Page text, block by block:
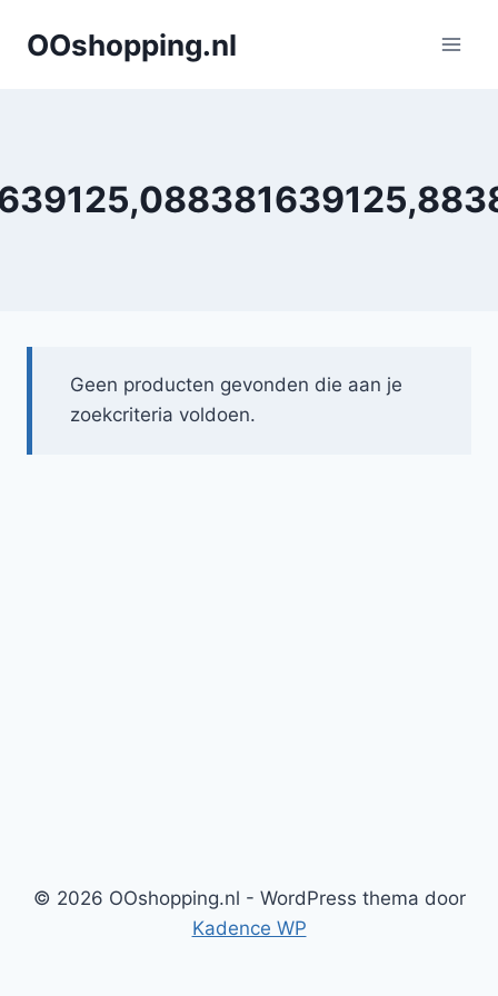
naarOOshopping.nl
Geen producten gevonden die aan je
zoekcriteria voldoen.
© 2026 OOshopping.nl - WordPress thema door
Kadence WP